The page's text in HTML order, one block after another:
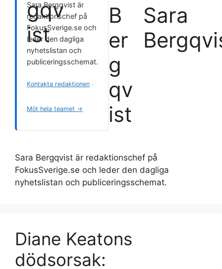
Sara Bergqvist är
redaktionschef på
FokusSverige.se och
leder den dagliga
nyhetslistan och
publiceringsschemat.
Kontakta redaktionen ·
Möt hela teamet →
Sara
Sara Bergqvist är redaktionschef på
FokusSverige.se och leder den dagliga
nyhetslistan och publiceringsschemat.
Diane Keatons
dödsorsak: